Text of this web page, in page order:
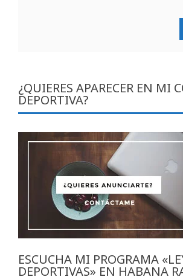
¿QUIERES APARECER EN MI
DEPORTIVA?
ESCUCHA MI PROGRAMA
DEPORTIVAS» EN HABANA